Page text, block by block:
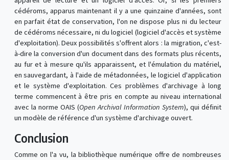
cédéroms, apparus maintenant il y a une quinzaine d'années, sont
en parfait état de conservation, l'on ne dispose plus ni du lecteur
de cédéroms nécessaire, ni du logiciel (logiciel d'accès et système
d'exploitation). Deux possibilités s'offrent alors : la migration, c'est-
à-dire la conversion d'un document dans des formats plus récents,
au fur et à mesure qu'ils apparaissent, et l'émulation du matériel,
en sauvegardant, à l'aide de métadonnées, le logiciel d'application
et le système d'exploitation. Ces problèmes d'archivage à long
terme commencent à être pris en compte au niveau international
avec la norme OAIS (Open Archival Information System), qui définit
un modèle de référence d'un système d'archivage ouvert.
Conclusion
Comme on l'a vu, la bibliothèque numérique offre de nombreuses